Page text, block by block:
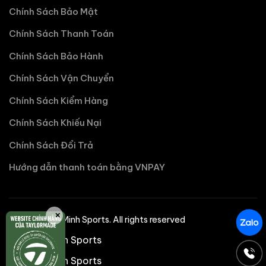
✕
Chính Sách Bảo Mật
Chính Sách Thanh Toán
Chính Sách Bảo Hành
Chính Sách Vận Chuyển
Chính Sách Kiểm Hàng
Chính Sách Khiếu Nại
Chính Sách Đổi Trả
Hướng dẫn thanh toán bằng VNPAY
©2025 Nhat Minh Sports. All rights reserved
Nhật Minh Sports
Nhật Minh Sports